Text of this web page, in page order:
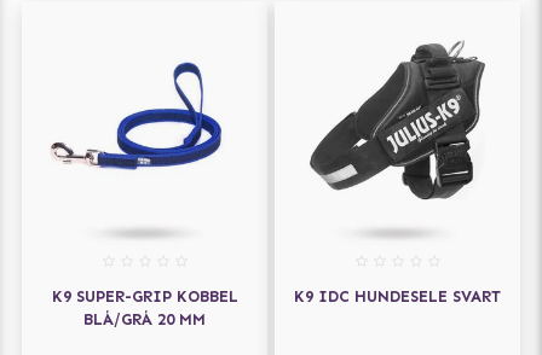
Mini - 51-67 cm 7-15 kg
0 - 58-76 cm 14-25 kg
1 - 63-85 cm 23-30 kg
2 - 71-96 cm 28-40 kg
3 - 82-115 cm 40-70 kg
ingen garantier for at størrelsen passer til din hund)
Baby 1 - Chihuahua, Russkiy toy, Prazský krysarík.
K9 SUPER-GRIP KOBBEL
BLÅ/GRÅ 20 MM
K9 IDC HUNDESELE SVART